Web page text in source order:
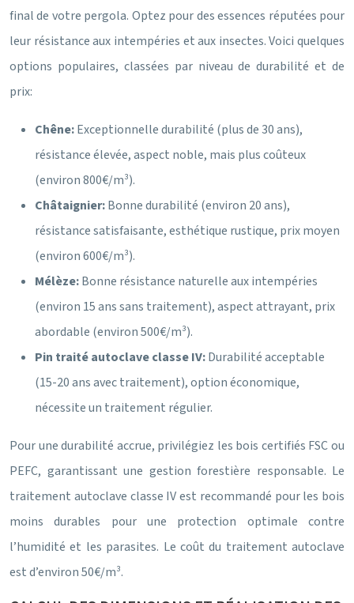
final de votre pergola. Optez pour des essences réputées pour
leur résistance aux intempéries et aux insectes. Voici quelques
options populaires, classées par niveau de durabilité et de
prix:
Chêne:Exceptionnelle durabilité (plus de 30 ans),
résistance élevée, aspect noble, mais plus coûteux
(environ 800€/m³).
Châtaignier:Bonne durabilité (environ 20 ans),
résistance satisfaisante, esthétique rustique, prix moyen
(environ 600€/m³).
Mélèze:Bonne résistance naturelle aux intempéries
(environ 15 ans sans traitement), aspect attrayant, prix
abordable (environ 500€/m³).
Pin traité autoclave classe IV:Durabilité acceptable
(15-20 ans avec traitement), option économique,
nécessite un traitement régulier.
Pour une durabilité accrue, privilégiez les bois certifiés FSC ou
PEFC, garantissant une gestion forestière responsable. Le
traitement autoclave classe IV est recommandé pour les bois
moins durables pour une protection optimale contre
l’humidité et les parasites. Le coût du traitement autoclave
est d’environ 50€/m³.